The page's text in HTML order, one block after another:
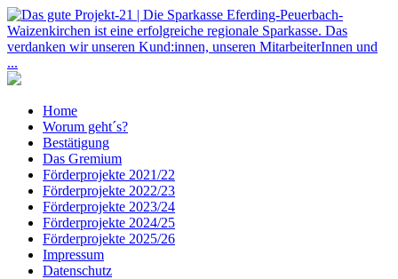
Home
Worum geht´s?
Bestätigung
Das Gremium
Förderprojekte 2021/22
Förderprojekte 2022/23
Förderprojekte 2023/24
Förderprojekte 2024/25
Förderprojekte 2025/26
Impressum
Datenschutz